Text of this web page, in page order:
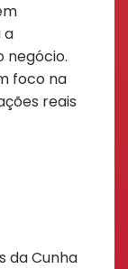
a
negócio.
foco na
reais
da Cunha